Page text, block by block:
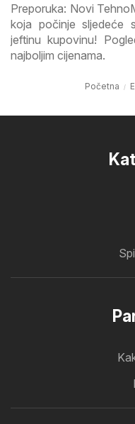
Preporuka: Novi
koja počinje sljedeće
jeftinu kupovinu!
najboljim cijenama.
Početna